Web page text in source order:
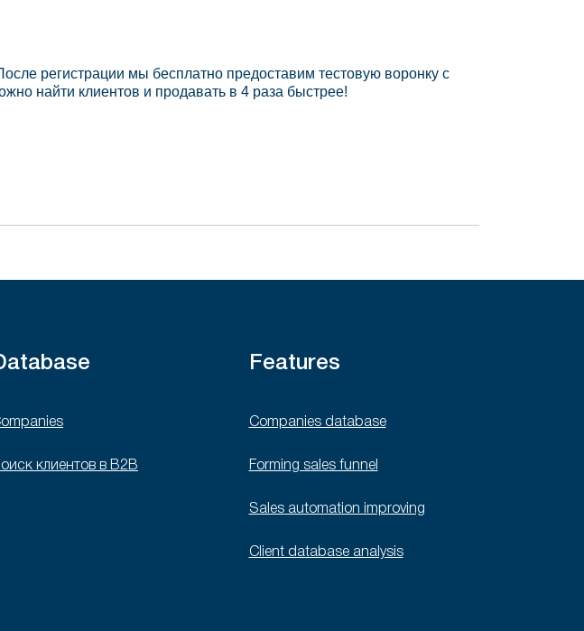
регистрации мы бесплатно предоставим тестовую воронку с
найти клиентов и продавать в 4 раза быстрее!
клиентов в B2B
Features
Companies database
Forming sales funnel
Sales automation improving
Client database analysis